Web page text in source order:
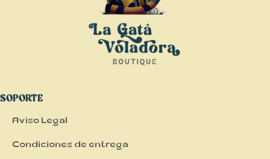
SOPORTE
Aviso Legal
Condiciones de entrega